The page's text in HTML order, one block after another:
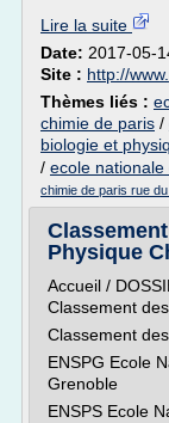
Lire la suite
Date: 2017-05-
Site : http://
Thèmes liés :
chimie de paris /
biologie et
/ ecole
chimie de paris rue
Physique
Accueil /
Classement
Classement
ENSPG Ecole
Grenoble
ENSPS Ecole